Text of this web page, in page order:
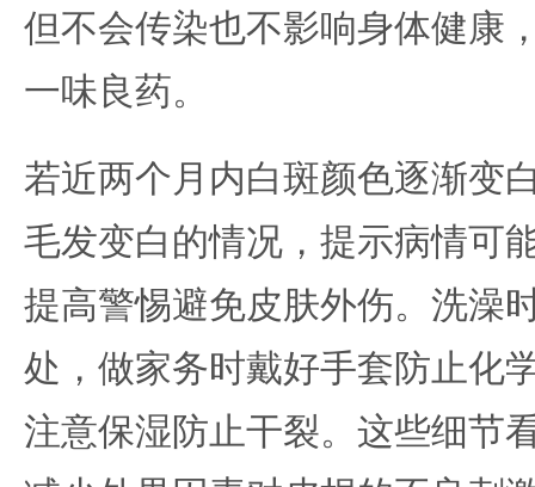
但不会传染也不影响身体健康
一味良药。
若近两个月内白斑颜色逐渐变
毛发变白的情况，提示病情可
提高警惕避免皮肤外伤。洗澡
处，做家务时戴好手套防止化
注意保湿防止干裂。这些细节